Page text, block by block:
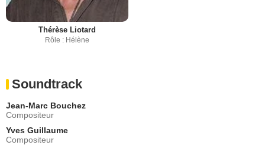
Thérèse Liotard
Rôle : Hélène
Soundtrack
Jean-Marc Bouchez
Compositeur
Yves Guillaume
Compositeur